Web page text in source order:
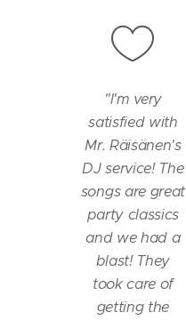
"I'm very
satisfied with
Mr. Räisänen's
DJ service! The
songs are great
party classics
and we had a
blast! They
took care of
getting the